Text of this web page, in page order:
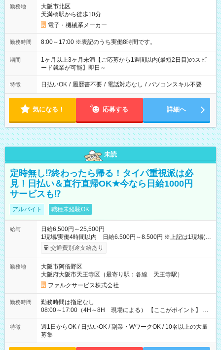
勤務地
大阪市北区
天満橋駅から徒歩10分
電子・機械系メーカー
勤務時間 8:00～17:00 ※表記のうち実働8時間です。
期間
1ヶ月以上3ヶ月未満【ご応募から1週間以内(最短2日目)のスピ
ード就業が可能】即日～
特徴 日払いOK / 履歴書不要 / 電話対応なし / パソコンスキル不要
気になる！ 応募する 詳細へ
未読
定時無し⁉終わったら帰る！タイパ重視派は必
見！日払い＆直行直帰OK★今なら日給1000円
サービスも⁉
アルバイト 職種未経験OK
給与
日給6,500円～25,500円
1現場/実働4時間以内 日給6.500円～8.500円 ※上記は1現場(実
働4時間以内)あたりの給与です ※基本は1日あたり2現場(実働8
時間以内)をお任せします。その場合の支給額は日給1,3000円で
～」ですが、今なら初出勤をした人は採用祝いで【日給+1.000
円】のボーナスが！★（その他待遇に変更ありません） 現場に
よっては早く終わることもあり！ その場合も給与金額は変わり
ません！ ≪給与例≫ ・週1日勤務 ㈪～㈮は本業のため㈯のみ
1現場/6.500×2現場＝日給13.000円×4日 ＝月給52.000円 ・週6
日でレギュラー勤務(勤続1年) 1現場/7.200×2現場＝日給14.400
る」などをして月に40万以上を稼ぐ人も☆ ◆支払い方法：日払
い・週払い・月3回払いが選択可能 【試用期間】試用期間なし
交通費別途支給あり
勤務地
大阪市阿倍野区
大阪府大阪市天王寺区（最寄り駅：各線 天王寺駅）
ファルクサービス株式会社
勤務時間
勤務時間は指定なし
08:00～17:00（4H～8H 現場による） 【ここがポイント】 ◆
給与の日給保障あり！ 「4時間の現場」が「1時間」で終わった
時も給料変わらず！ 「4時間の現場」のお給料をお支払いします
♪ 1日にたくさんの現場をこなせば、高収入を実現可能！
特徴
週1日からOK / 日払いOK / 副業・WワークOK / 10名以上の大量
募集